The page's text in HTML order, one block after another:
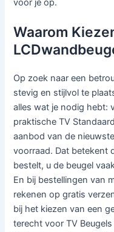
voor je op.
Waarom
Op zoek naar een
stevig en stijlvol te
alles wat je nodig hebt:
praktische TV
aanbod van de
voorraad. Dat betekent
bestelt, u de beugel
En bij bestellingen van
rekenen op gratis
bij het kiezen van een
terecht voor TV